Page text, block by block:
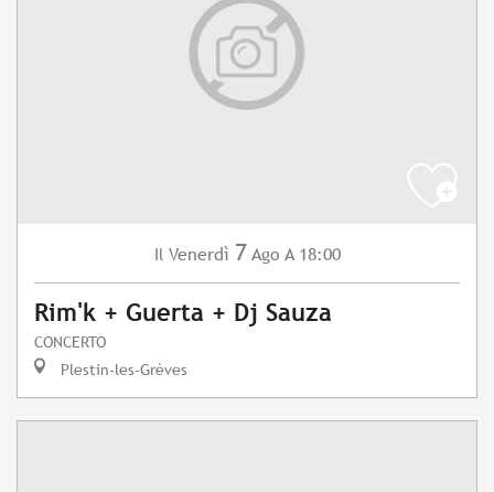
Il Venerdì 7 Ago A 18:00
Rim'k + Guerta + Dj Sauza
CONCERTO
Plestin-les-Grèves